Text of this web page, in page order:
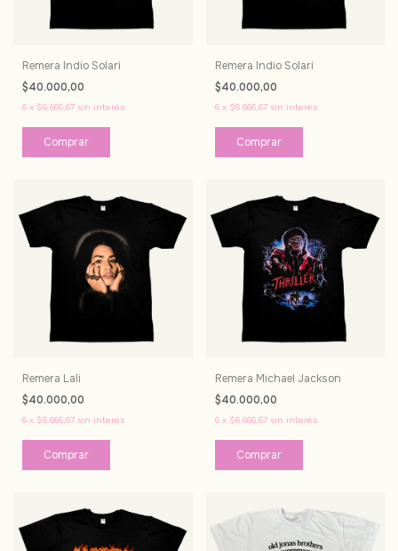
Remera Indio Solari
$40.000,00
6 x $6.666,67 sin interés
Comprar
Remera Indio Solari
$40.000,00
6 x $6.666,67 sin interés
Comprar
Remera Lali
$40.000,00
6 x $6.666,67 sin interés
Comprar
Remera Michael Jackson
$40.000,00
6 x $6.666,67 sin interés
Comprar